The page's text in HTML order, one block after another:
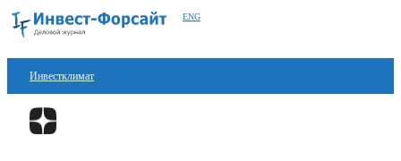
ENG
Инвестклимат
Финансы